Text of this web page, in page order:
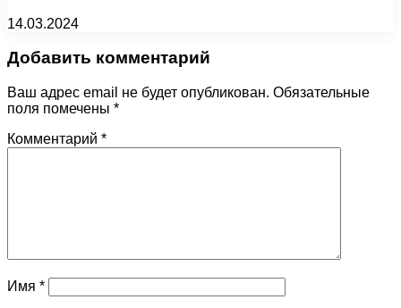
14.03.2024
Добавить комментарий
Ваш адрес email не будет опубликован. Обязательные
поля помечены *
Комментарий *
Имя *